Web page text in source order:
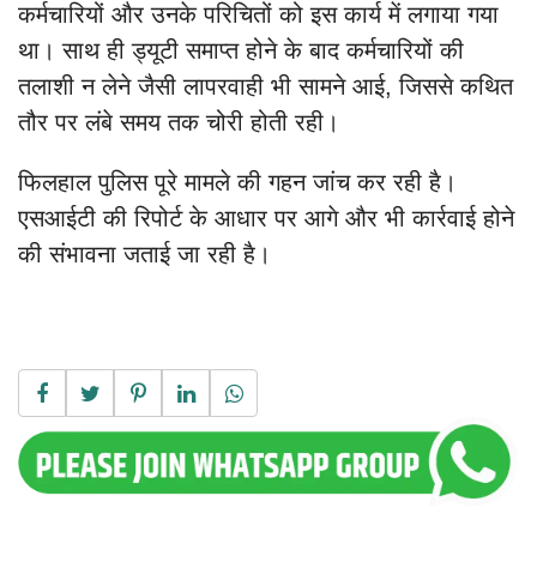
कर्मचारियों और उनके परिचितों को इस कार्य में लगाया गया
था। साथ ही ड्यूटी समाप्त होने के बाद कर्मचारियों की
तलाशी न लेने जैसी लापरवाही भी सामने आई, जिससे कथित
तौर पर लंबे समय तक चोरी होती रही।
फिलहाल पुलिस पूरे मामले की गहन जांच कर रही है।
एसआईटी की रिपोर्ट के आधार पर आगे और भी कार्रवाई होने
की संभावना जताई जा रही है।